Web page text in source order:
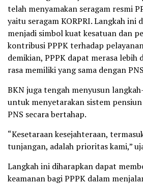
telah menyamakan seragam resmi
yaitu seragam KORPRI. Langkah ini
menjadi simbol kuat kesatuan dan
kontribusi PPPK terhadap
demikian, PPPK dapat merasa lebih
rasa memiliki yang sama dengan
BKN juga tengah menyusun
untuk menyetarakan sistem
PNS secara bertahap.
“Kesetaraan kesejahteraan,
tunjangan, adalah prioritas kami,”
Langkah ini diharapkan dapat
keamanan bagi PPPK dalam